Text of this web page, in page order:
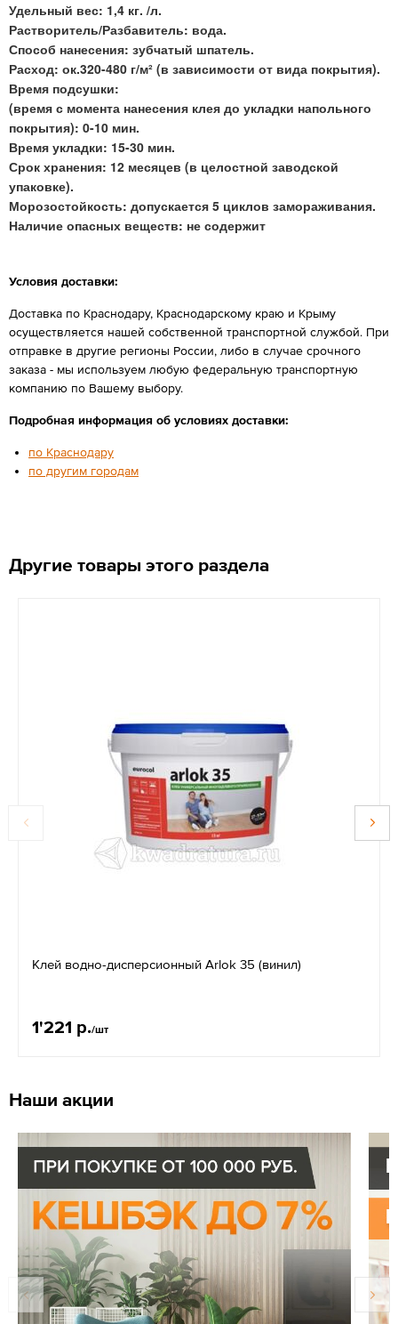
Удельный вес: 1,4 кг. /л.
Растворитель/Разбавитель: вода.
Способ нанесения: зубчатый шпатель.
Расход: ок.320-480 г/м² (в зависимости от вида покрытия).
Время подсушки:
(время с момента нанесения клея до укладки напольного
покрытия): 0-10 мин.
Время укладки: 15-30 мин.
Срок хранения: 12 месяцев (в целостной заводской
упаковке).
Морозостойкость: допускается 5 циклов замораживания.
Наличие опасных веществ: не содержит
Условия доставки:
Доставка по Краснодару, Краснодарскому краю и Крыму
осуществляется нашей собственной транспортной службой. При
отправке в другие регионы России, либо в случае срочного
заказа - мы используем любую федеральную транспортную
компанию по Вашему выбору.
Подробная информация об условиях доставки:
по Краснодару
по другим городам
Другие товары этого раздела
Клей водно-дисперсионный Arlok 35 (винил)
1'221 р./шт
Наши акции